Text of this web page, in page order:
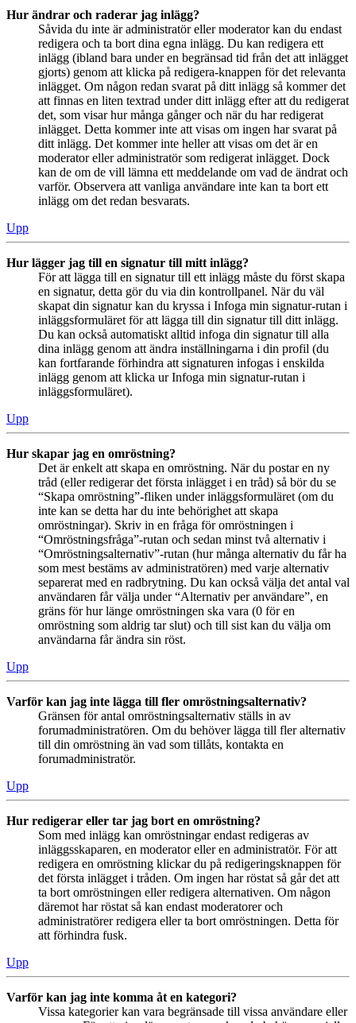
Hur ändrar och raderar jag inlägg?
Såvida du inte är administratör eller moderator kan du endast
redigera och ta bort dina egna inlägg. Du kan redigera ett
inlägg (ibland bara under en begränsad tid från det att inlägget
gjorts) genom att klicka på redigera-knappen för det relevanta
inlägget. Om någon redan svarat på ditt inlägg så kommer det
att finnas en liten textrad under ditt inlägg efter att du redigerat
det, som visar hur många gånger och när du har redigerat
inlägget. Detta kommer inte att visas om ingen har svarat på
ditt inlägg. Det kommer inte heller att visas om det är en
moderator eller administratör som redigerat inlägget. Dock
kan de om de vill lämna ett meddelande om vad de ändrat och
varför. Observera att vanliga användare inte kan ta bort ett
inlägg om det redan besvarats.
Upp
Hur lägger jag till en signatur till mitt inlägg?
För att lägga till en signatur till ett inlägg måste du först skapa
en signatur, detta gör du via din kontrollpanel. När du väl
skapat din signatur kan du kryssa i Infoga min signatur-rutan i
inläggsformuläret för att lägga till din signatur till ditt inlägg.
Du kan också automatiskt alltid infoga din signatur till alla
dina inlägg genom att ändra inställningarna i din profil (du
kan fortfarande förhindra att signaturen infogas i enskilda
inlägg genom att klicka ur Infoga min signatur-rutan i
inläggsformuläret).
Upp
Hur skapar jag en omröstning?
Det är enkelt att skapa en omröstning. När du postar en ny
tråd (eller redigerar det första inlägget i en tråd) så bör du se
“Skapa omröstning”-fliken under inläggsformuläret (om du
inte kan se detta har du inte behörighet att skapa
omröstningar). Skriv in en fråga för omröstningen i
“Omröstningsfråga”-rutan och sedan minst två alternativ i
“Omröstningsalternativ”-rutan (hur många alternativ du får ha
som mest bestäms av administratören) med varje alternativ
separerat med en radbrytning. Du kan också välja det antal val
användaren får välja under “Alternativ per användare”, en
gräns för hur länge omröstningen ska vara (0 för en
omröstning som aldrig tar slut) och till sist kan du välja om
användarna får ändra sin röst.
Upp
Varför kan jag inte lägga till fler omröstningsalternativ?
Gränsen för antal omröstningsalternativ ställs in av
forumadministratören. Om du behöver lägga till fler alternativ
till din omröstning än vad som tillåts, kontakta en
forumadministratör.
Upp
Hur redigerar eller tar jag bort en omröstning?
Som med inlägg kan omröstningar endast redigeras av
inläggsskaparen, en moderator eller en administratör. För att
redigera en omröstning klickar du på redigeringsknappen för
det första inlägget i tråden. Om ingen har röstat så går det att
ta bort omröstningen eller redigera alternativen. Om någon
däremot har röstat så kan endast moderatorer och
administratörer redigera eller ta bort omröstningen. Detta för
att förhindra fusk.
Upp
Varför kan jag inte komma åt en kategori?
Vissa kategorier kan vara begränsade till vissa användare eller